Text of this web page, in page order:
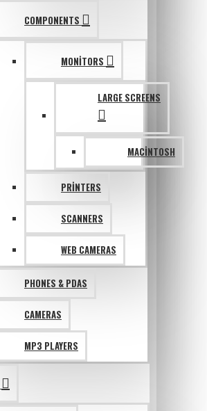
COMPONENTS
MONITORS
LARGE SCREENS
MACINTOSH
PRINTERS
SCANNERS
WEB CAMERAS
PHONES & PDAS
CAMERAS
MP3 PLAYERS